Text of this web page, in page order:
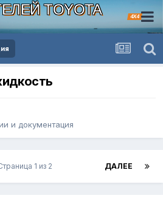
TOYOTA
4X4
и документация
ДАЛЕЕ
1 из 2